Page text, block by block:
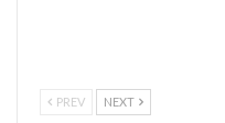
PREV NEXT